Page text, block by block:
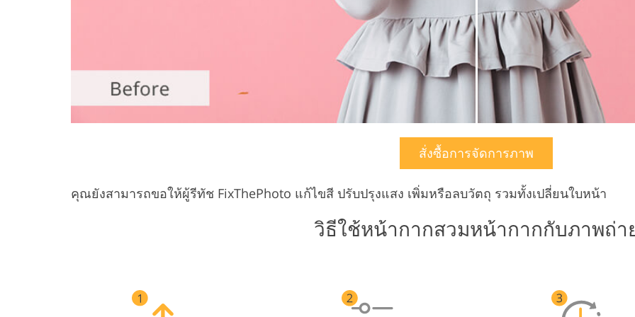
สั่งซื้อการจัดการภาพ
คุณยังสามารถขอให้ผู้รีทัช FixThePhoto แก้ไขสี ปรับปรุงแสง เพิ่มหรือลบวัตถุ รวมทั้งเปลี่ยนใบหน้า
วิธีใช้หน้ากากสวมหน้ากากกับภาพถ่า